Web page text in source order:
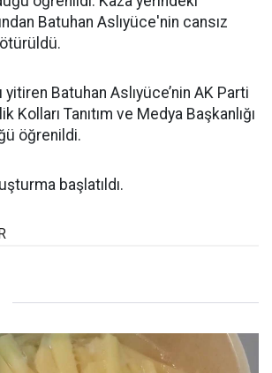
Batuhan Aslıyüce'nin cansız
yitiren Batuhan Aslıyüce’nin AK Parti
Kolları Tanıtım ve Medya Başkanlığı
öğrenildi.
başlatıldı.